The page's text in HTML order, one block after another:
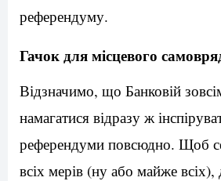
референдуму.
Гачок для місцевого
Відзначимо, що Банковій
намагатися відразу ж
референдуми повсюдно. Щоб
всіх мерів (ну або майже всіх),